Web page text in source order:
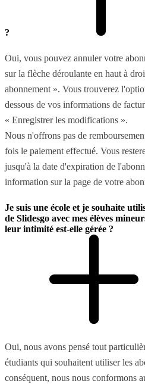
?
Oui, vous pouvez annuler votre
sur la flèche déroulante en haut à
abonnement ». Vous trouverez
dessous de vos informations de
« Enregistrer les modifications ».
Nous n'offrons pas de
fois le paiement effectué. Vous
jusqu'à la date d'expiration de
information sur la page de votre
Je suis une école et je souhaite
de Slidesgo avec mes élèves
leur intimité est-elle gérée ?
Oui, nous avons pensé tout
étudiants qui souhaitent utiliser les
conséquent, nous nous conformons